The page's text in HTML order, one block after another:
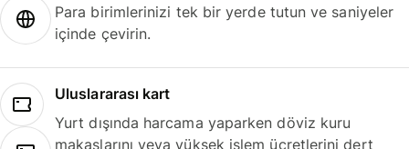
Para birimlerinizi tek bir yerde tutun ve saniyeler
içinde çevirin.
Uluslararası kart
Yurt dışında harcama yaparken döviz kuru
makaslarını veya yüksek işlem ücretlerini dert